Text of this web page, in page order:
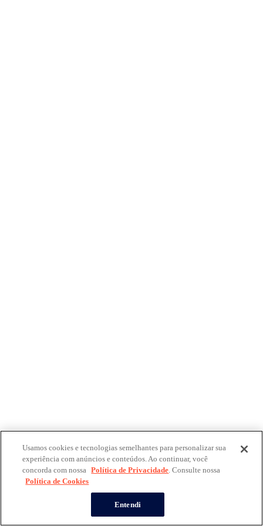
Usamos cookies e tecnologias semelhantes para personalizar sua
experiência com anúncios e conteúdos. Ao continuar, você
concorda com nossa Política de Privacidade. Consulte nossa
Política de Cookies
Entendi